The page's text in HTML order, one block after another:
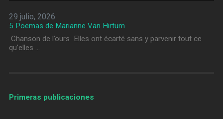
29 julio, 2026
5 Poemas de Marianne Van Hirtum
Chanson de l’ours Elles ont écarté sans y parvenir tout ce
qu’elles …
Primeras publicaciones